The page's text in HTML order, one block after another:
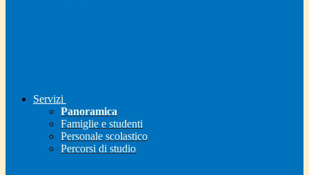
Servizi
Panoramica
Famiglie e studenti
Personale scolastico
Percorsi di studio